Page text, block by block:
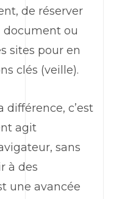
de réserver
document ou
sites pour en
clés (veille).
c’est
agit
sans
à des
une avancée